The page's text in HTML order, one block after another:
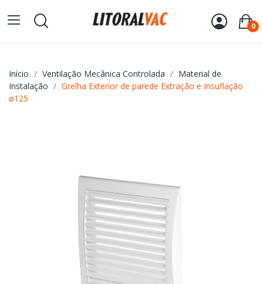
0
Início Ventilação Mecânica Controlada
Material de
Instalação
Grelha Exterior de parede Extração e Insuflação
ø125